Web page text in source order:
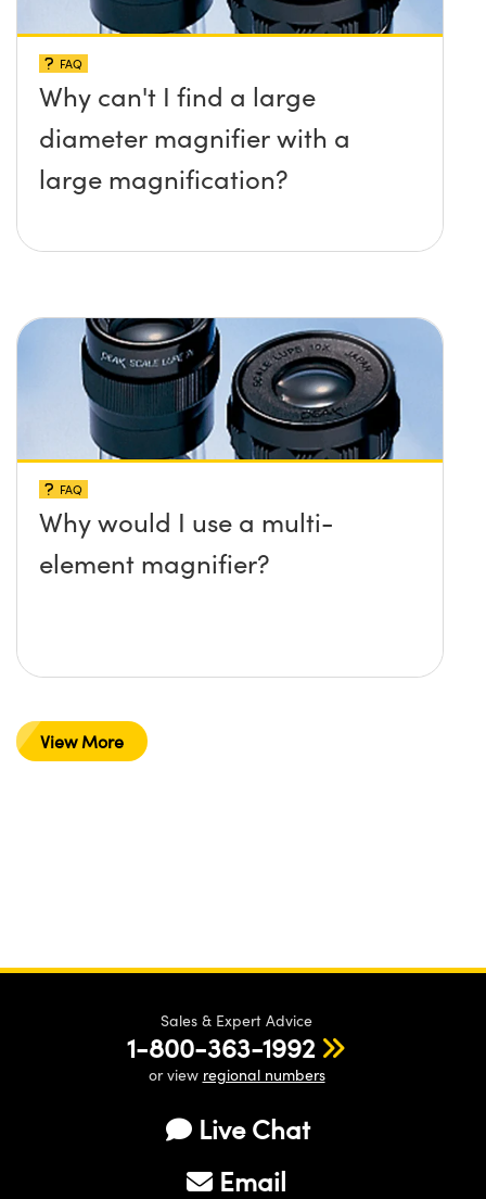
FAQ
Why can't I find a large
diameter magnifier with a
large magnification?
FAQ
Why would I use a multi-
element magnifier?
View More
Sales & Expert Advice
1-800-363-1992
or view regional numbers
Live Chat
Email